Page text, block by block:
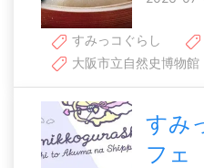
すみっコぐらし
大阪市立自然史博物館
すみ
フェ